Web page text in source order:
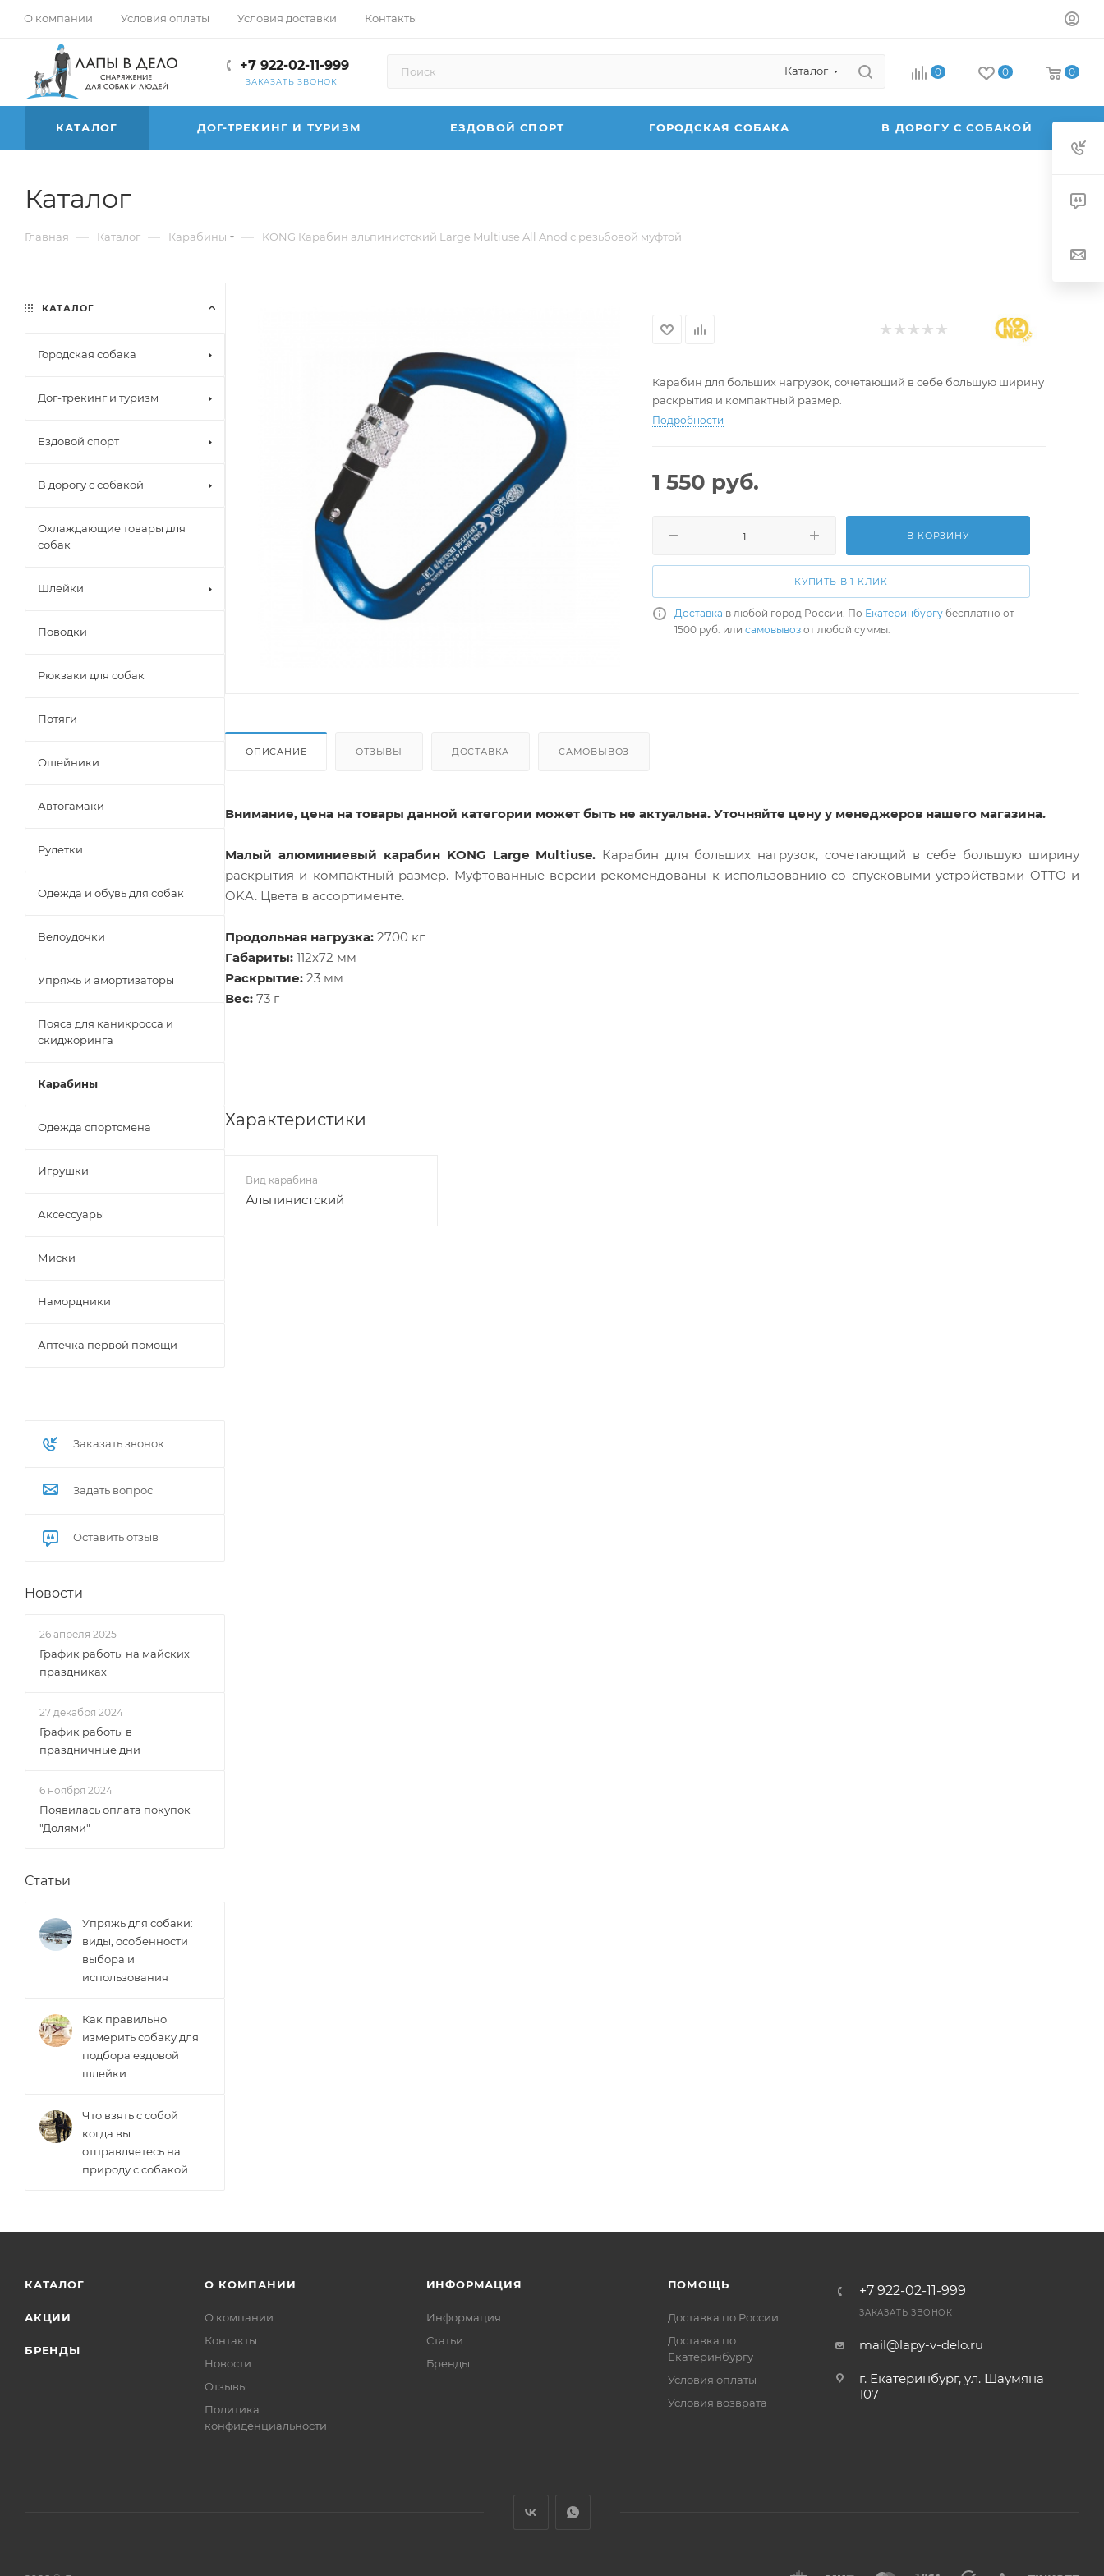
О компании Условия оплаты Условия доставки Контакты
+7 922-02-11-999
ЗАКАЗАТЬ ЗВОНОК
Каталог 0 0 0
КАТАЛОГ ДОГ-ТРЕКИНГ И ТУРИЗМ ЕЗДОВОЙ СПОРТ ГОРОДСКАЯ СОБАКА В ДОРОГУ С СОБАКОЙ
Каталог
Главная — Каталог — Карабины — KONG Карабин альпинистский Large Multiuse All Anod с резьбовой муфтой
Карабин для больших нагрузок, сочетающий в себе большую ширину
раскрытия и компактный размер.
Подробности
1 550 руб.
В КОРЗИНУ
КУПИТЬ В 1 КЛИК
Доставка в любой город России. По Екатеринбургу бесплатно от
1500 руб. или самовывоз от любой суммы.
ОПИСАНИЕ ОТЗЫВЫ ДОСТАВКА САМОВЫВОЗ
Внимание, цена на товары данной категории может быть не актуальна. Уточняйте цену у менеджеров нашего магазина.
Малый алюминиевый карабин KONG Large Multiuse.Карабин для больших нагрузок, сочетающий в себе большую ширину
раскрытия и компактный размер. Муфтованные версии рекомендованы к использованию со спусковыми устройствами OTTO и
OKA. Цвета в ассортименте.
Продольная нагрузка: 2700 кг
Габариты: 112х72 мм
Раскрытие: 23 мм
Вес: 73 г
Характеристики
Вид карабина
Альпинистский
КАТАЛОГ
Городская собака
Дог-трекинг и туризм
Ездовой спорт
В дорогу с собакой
Охлаждающие товары для
собак
Шлейки
Поводки
Рюкзаки для собак
Потяги
Ошейники
Автогамаки
Рулетки
Одежда и обувь для собак
Велоудочки
Упряжь и амортизаторы
Пояса для каникросса и
скиджоринга
Карабины
Одежда спортсмена
Игрушки
Аксессуары
Миски
Намордники
Аптечка первой помощи
Заказать звонок
Задать вопрос
Оставить отзыв
Новости
26 апреля 2025
График работы на майских
праздниках
27 декабря 2024
График работы в
праздничные дни
6 ноября 2024
Появилась оплата покупок
"Долями"
Статьи
Упряжь для собаки:
виды, особенности
выбора и
использования
Как правильно
измерить собаку для
подбора ездовой
шлейки
Что взять с собой
когда вы
отправляетесь на
природу с собакой
КАТАЛОГ
АКЦИИ
БРЕНДЫ
О КОМПАНИИ
О компании
Контакты
Новости
Отзывы
Политика
конфиденциальности
ИНФОРМАЦИЯ
Информация
Статьи
Бренды
ПОМОЩЬ
Доставка по России
Доставка по
Екатеринбургу
Условия оплаты
Условия возврата
+7 922-02-11-999
ЗАКАЗАТЬ ЗВОНОК
mail@lapy-v-delo.ru
г. Екатеринбург, ул. Шаумяна
107